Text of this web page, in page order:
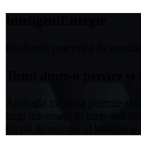
Aplicația intuitivă permite